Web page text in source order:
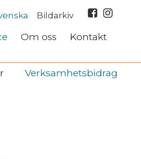
Bildarkiv
Om oss Kontakt
Verksamhetsbidrag